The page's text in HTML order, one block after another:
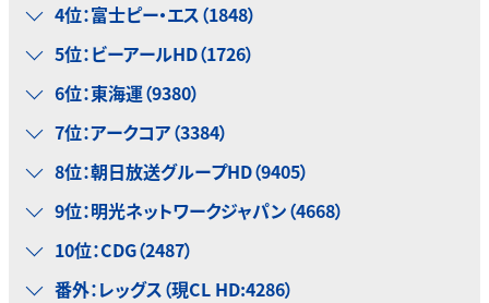
4位：富士ピー・エス（1848）
5位：ビーアールHD（1726）
6位：東海運（9380）
7位：アークコア（3384）
8位：朝日放送グループHD（9405）
9位：明光ネットワークジャパン（4668）
10位：CDG（2487）
番外：レッグス（現CL HD:4286）